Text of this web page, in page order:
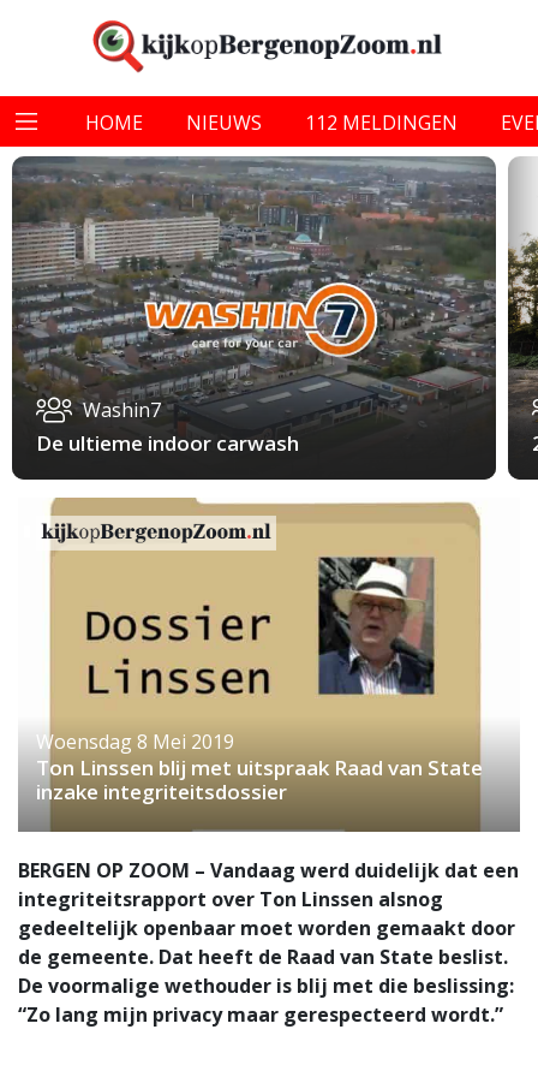
HOME NIEUWS 112 MELDINGEN
Washin7
De ultieme indoor carwash
Woensdag 8 Mei 2019
Ton Linssen blij met uitspraak Raad van State
inzake integriteitsdossier
BERGEN OP ZOOM – Vandaag werd duidelijk dat een
integriteitsrapport over Ton Linssen alsnog
gedeeltelijk openbaar moet worden gemaakt door
de gemeente. Dat heeft de Raad van State beslist.
De voormalige wethouder is blij met die beslissing:
“Zo lang mijn privacy maar gerespecteerd wordt.”